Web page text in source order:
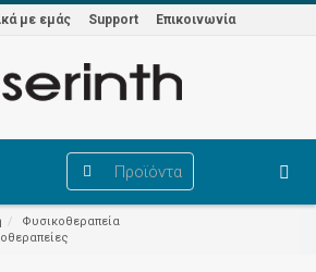
με εμάς Support Επικοινωνία
Προϊόντα
Φυσικοθεραπεία